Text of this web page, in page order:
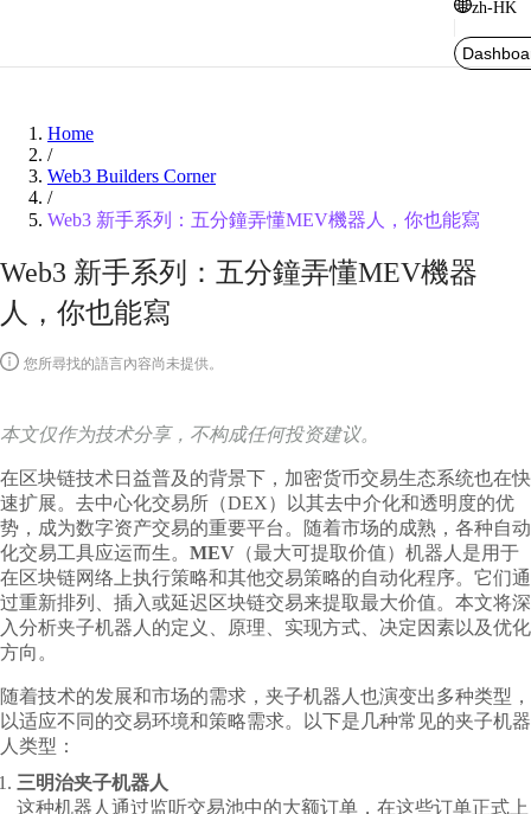
zh-HK
Home
/
Web3 Builders Corner
/
Web3 新手系列：五分鐘弄懂MEV機器人，你也能寫
Web3 新手系列：五分鐘弄懂MEV機器
人，你也能寫
您所尋找的語言內容尚未提供。
本文仅作为技术分享，不构成任何投资建议。
在区块链技术日益普及的背景下，加密货币交易生态系统也在快
速扩展。去中心化交易所（DEX）以其去中介化和透明度的优
势，成为数字资产交易的重要平台。随着市场的成熟，各种自动
化交易工具应运而生。 MEV （最大可提取价值）机器人是用于
在区块链网络上执行策略和其他交易策略的自动化程序。它们通
过重新排列、插入或延迟区块链交易来提取最大价值。本文将深
入分析夹子机器人的定义、原理、实现方式、决定因素以及优化
方向。
随着技术的发展和市场的需求，夹子机器人也演变出多种类型，
以适应不同的交易环境和策略需求。以下是几种常见的夹子机器
人类型：
三明治夹子机器人
这种机器人通过监听交易池中的大额订单，在这些订单正式上